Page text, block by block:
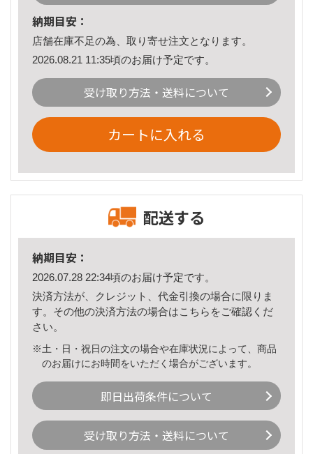
納期目安：
店舗在庫不足の為、取り寄せ注文となります。
2026.08.21 11:35頃のお届け予定です。
受け取り方法・送料について
カートに入れる
配送する
納期目安：
2026.07.28 22:34頃のお届け予定です。
決済方法が、クレジット、代金引換の場合に限りま
す。その他の決済方法の場合はこちら をご確認くだ
さい。
※土・日・祝日の注文の場合や在庫状況によって、商品
のお届けにお時間をいただく場合がございます。
即日出荷条件について
受け取り方法・送料について